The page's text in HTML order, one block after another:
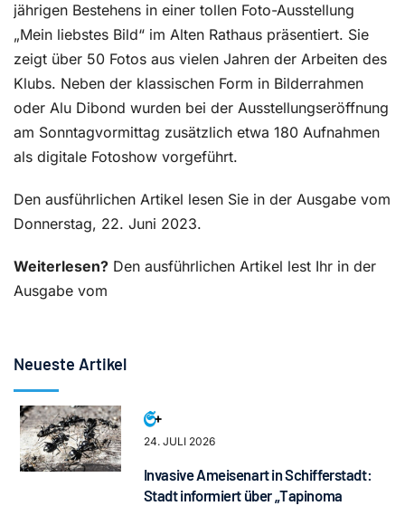
jährigen Bestehens in einer tollen Foto-Ausstellung
„Mein liebstes Bild“ im Alten Rathaus präsentiert. Sie
zeigt über 50 Fotos aus vielen Jahren der Arbeiten des
Klubs. Neben der klassischen Form in Bilderrahmen
oder Alu Dibond wurden bei der Ausstellungseröffnung
am Sonntagvormittag zusätzlich etwa 180 Aufnahmen
als digitale Fotoshow vorgeführt.
Den ausführlichen Artikel lesen Sie in der Ausgabe vom
Donnerstag, 22. Juni 2023.
Weiterlesen? Den ausführlichen Artikel lest Ihr in der
Ausgabe vom
Neueste Artikel
24. JULI 2026
Invasive Ameisenart in Schifferstadt:
Stadt informiert über „Tapinoma